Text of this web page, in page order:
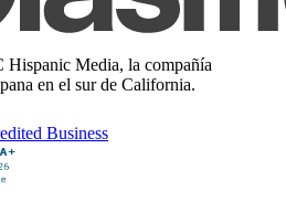
Hispanic Media, la compañía
en el sur de California.
Business